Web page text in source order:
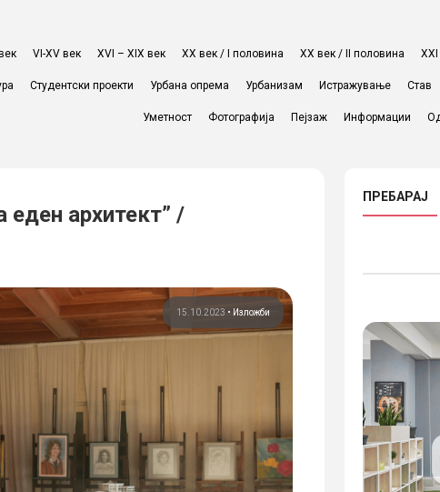
VI-XV век XVI – XIX век ХХ век / I половина ХХ век / II половина
Студентски проекти Урбана опрема Урбанизам Истражување Став
Уметност Фотографија Пејзаж Информации
еден архитект” /
15.10.2023 • Изложби
ПРЕБАРАЈ